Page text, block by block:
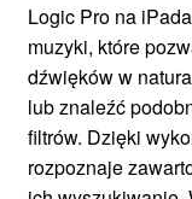
Logic Pro na
muzyki, które
dźwięków w
lub znaleźć
filtrów. Dzięki
rozpoznaje